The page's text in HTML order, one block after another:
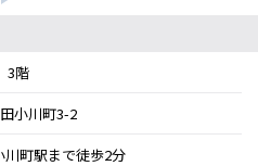
3階
小川町3-2
町駅まで徒歩2分